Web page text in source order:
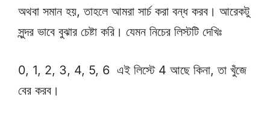
অথবা সমান হয়, তাহলে আমরা সার্চ করা বন্ধ করব। আরেকটু
সুন্দর ভাবে বুঝার চেষ্টা করি। যেমন নিচের লিস্টটি দেখিঃ
0, 1, 2, 3, 4, 5, 6 এই লিস্টে 4 আছে কিনা, তা খুঁজে
বের করব।